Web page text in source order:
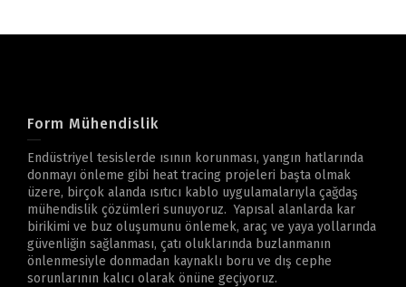
Form Mühendislik
Endüstriyel tesislerde ısının korunması, yangın hatlarında
donmayı önleme gibi heat tracing projeleri başta olmak
üzere, birçok alanda ısıtıcı kablo uygulamalarıyla çağdaş
mühendislik çözümleri sunuyoruz. Yapısal alanlarda kar
birikimi ve buz oluşumunu önlemek, araç ve yaya yollarında
güvenliğin sağlanması, çatı oluklarında buzlanmanın
önlenmesiyle donmadan kaynaklı boru ve dış cephe
sorunlarının kalıcı olarak önüne geçiyoruz.